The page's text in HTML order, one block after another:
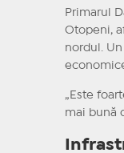
Primarul
Otopeni,
nordul.
„Este
mai bună